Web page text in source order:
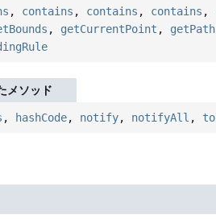
, contains , contains , contains ,
, getCurrentPoint ,
メソッド
, hashCode, notify, notifyAll ,